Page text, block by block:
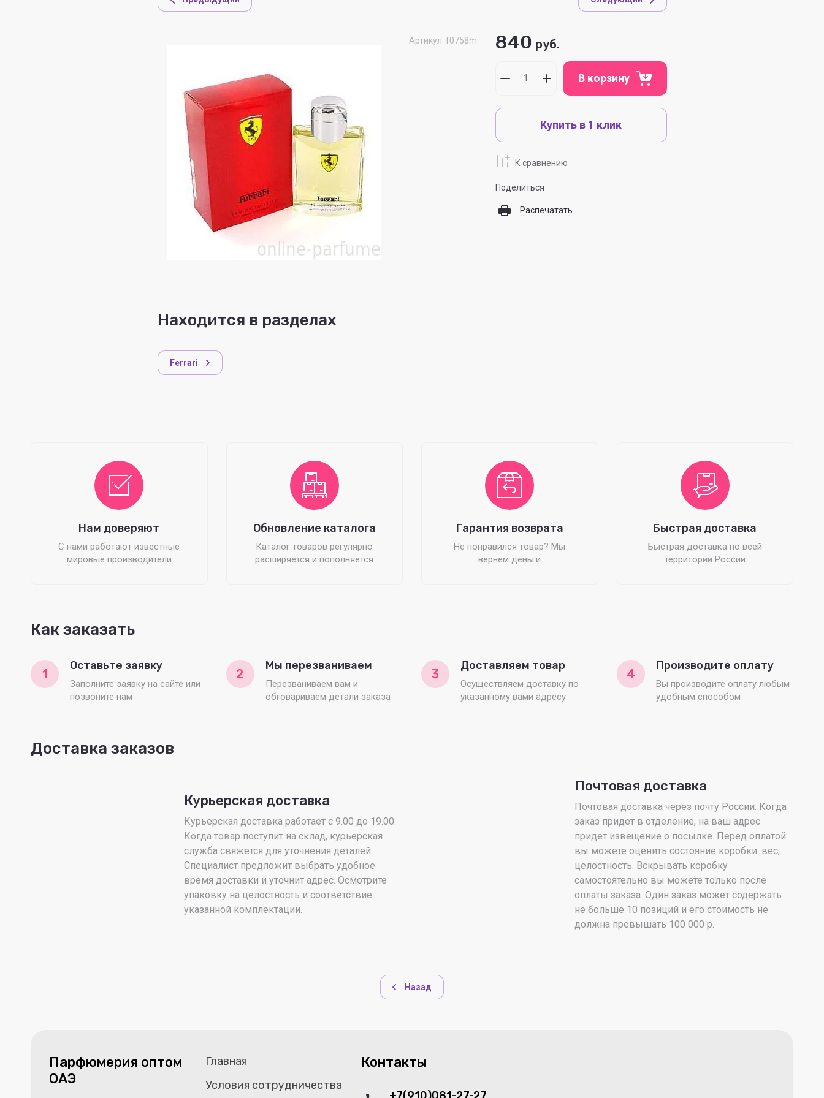
Артикул: f0758m 840 руб.
В корзину
Купить в 1 клик
К сравнению
Поделиться
Распечатать
Находится в разделах
Ferrari
Нам доверяют
С нами работают известные
мировые производители
Обновление каталога
Каталог товаров регулярно
расширяется и пополняется
Гарантия возврата
Не понравился товар? Мы
вернем деньги
Быстрая доставка
Быстрая доставка по всей
территории России
Как заказать
1
Оставьте заявку
Заполните заявку на сайте или
позвоните нам
2
Мы перезваниваем
Перезваниваем вам и
обговариваем детали заказа
3
Доставляем товар
Осуществляем доставку по
указанному вами адресу
4
Производите оплату
Вы производите оплату любым
удобным способом
Доставка заказов
Курьерская доставка
Курьерская доставка работает с 9.00 до 19.00.
Когда товар поступит на склад, курьерская
служба свяжется для уточнения деталей.
Специалист предложит выбрать удобное
время доставки и уточнит адрес. Осмотрите
упаковку на целостность и соответствие
указанной комплектации.
Почтовая доставка
Почтовая доставка через почту России. Когда
заказ придет в отделение, на ваш адрес
придет извещение о посылке. Перед оплатой
вы можете оценить состояние коробки: вес,
целостность. Вскрывать коробку
самостоятельно вы можете только после
оплаты заказа. Один заказ может содержать
не больше 10 позиций и его стоимость не
должна превышать 100 000 р.
Назад
Парфюмерия оптом
ОАЭ
Главная
Условия сотрудничества
Контакты